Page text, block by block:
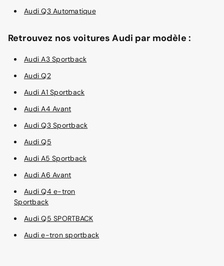
Audi Q3 Automatique
Retrouvez nos voitures Audi par modèle :
Audi A3 Sportback
Audi Q2
Audi A1 Sportback
Audi A4 Avant
Audi Q3 Sportback
Audi Q5
Audi A5 Sportback
Audi A6 Avant
Audi Q4 e-tron
Sportback
Audi Q5 SPORTBACK
Audi e-tron sportback